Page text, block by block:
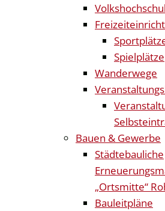
Spielplätze
Wanderwege
Bauen & Gewerbe
Städtebauliche
„Ortsmitte“
Bauleitpläne